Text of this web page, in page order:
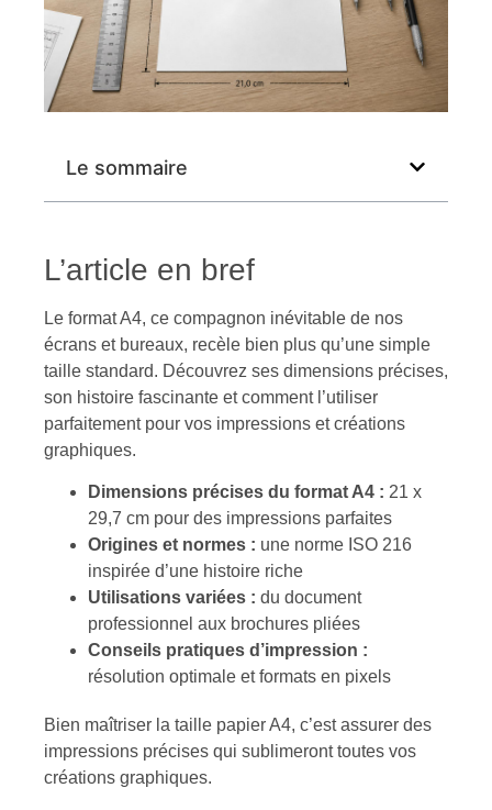
Le sommaire
L’article en bref
Le format A4, ce compagnon inévitable de nos
écrans et bureaux, recèle bien plus qu’une simple
taille standard. Découvrez ses dimensions précises,
son histoire fascinante et comment l’utiliser
parfaitement pour vos impressions et créations
graphiques.
Dimensions précises du format A4 : 21 x
29,7 cm pour des impressions parfaites
Origines et normes : une norme ISO 216
inspirée d’une histoire riche
Utilisations variées : du document
professionnel aux brochures pliées
Conseils pratiques d’impression :
résolution optimale et formats en pixels
Bien maîtriser la taille papier A4, c’est assurer des
impressions précises qui sublimeront toutes vos
créations graphiques.